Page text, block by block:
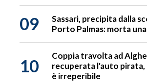
09
Sassari, precipita dalla
Porto Palmas: morta
10
Coppia travolta ad
recuperata l'auto
è irreperibile